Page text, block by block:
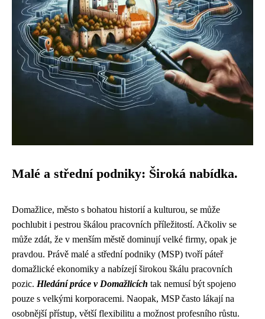
Malé a střední podniky: Široká nabídka.
Domažlice, město s bohatou historií a kulturou, se může
pochlubit i pestrou škálou pracovních příležitostí. Ačkoliv se
může zdát, že v menším městě dominují velké firmy, opak je
pravdou. Právě malé a střední podniky (MSP) tvoří páteř
domažlické ekonomiky a nabízejí širokou škálu pracovních
pozic. Hledání práce v Domažlicích tak nemusí být spojeno
pouze s velkými korporacemi. Naopak, MSP často lákají na
osobnější přístup, větší flexibilitu a možnost profesního růstu.